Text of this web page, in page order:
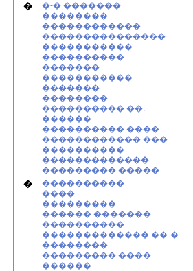
�
�-� �������
��������
������������
���������������
�����������
����������
�������
�����������
�������
��������
���������� ��.
������
���������� ����
������������ ���
����������
�������������
��������� �����
�
����������
����
���������
������ �������
����������
������������� ��-�
��������
��������� ����
������